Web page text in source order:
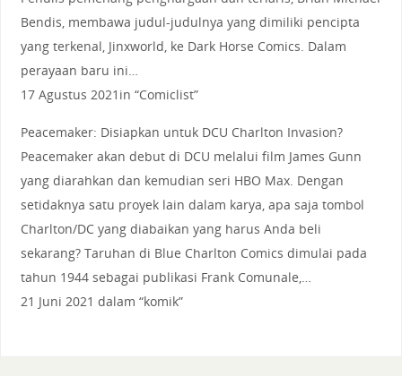
Bendis, membawa judul-judulnya yang dimiliki pencipta
yang terkenal, Jinxworld, ke Dark Horse Comics. Dalam
perayaan baru ini…
17 Agustus 2021in “Comiclist”
Peacemaker: Disiapkan untuk DCU Charlton Invasion?
Peacemaker akan debut di DCU melalui film James Gunn
yang diarahkan dan kemudian seri HBO Max. Dengan
setidaknya satu proyek lain dalam karya, apa saja tombol
Charlton/DC yang diabaikan yang harus Anda beli
sekarang? Taruhan di Blue Charlton Comics dimulai pada
tahun 1944 sebagai publikasi Frank Comunale,…
21 Juni 2021 dalam “komik”